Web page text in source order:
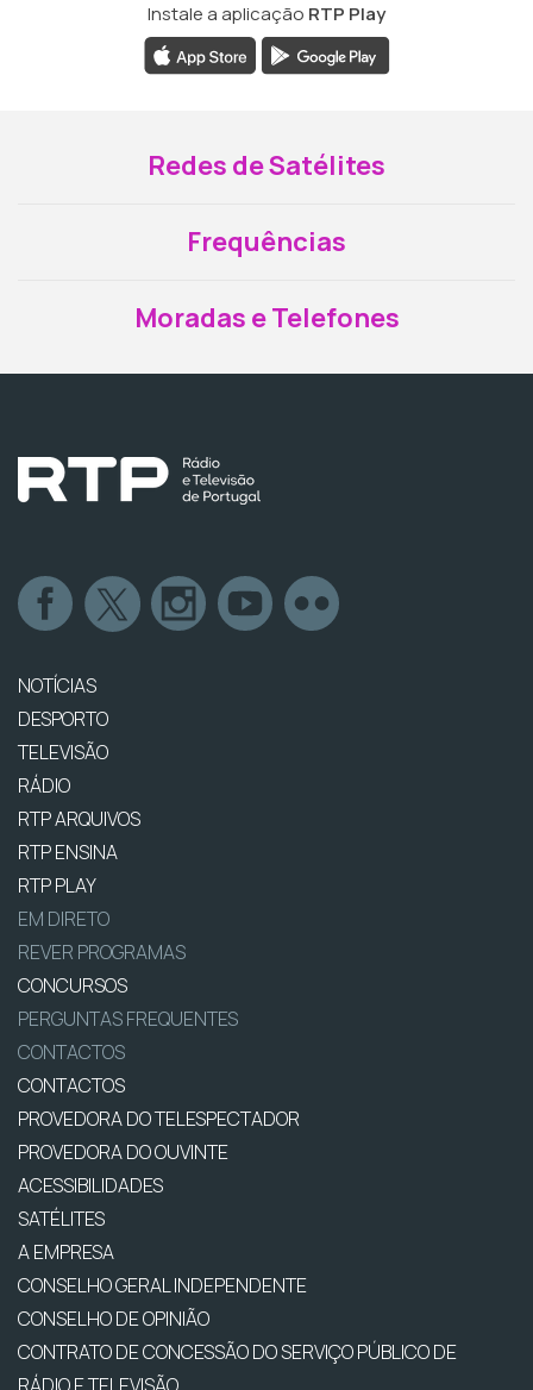
Instale a aplicação RTP Play
Redes de Satélites
Frequências
Moradas e Telefones
NOTÍCIAS
DESPORTO
TELEVISÃO
RÁDIO
RTP ARQUIVOS
RTP ENSINA
RTP PLAY
EM DIRETO
REVER PROGRAMAS
CONCURSOS
PERGUNTAS FREQUENTES
CONTACTOS
CONTACTOS
PROVEDORA DO TELESPECTADOR
PROVEDORA DO OUVINTE
ACESSIBILIDADES
SATÉLITES
A EMPRESA
CONSELHO GERAL INDEPENDENTE
CONSELHO DE OPINIÃO
CONTRATO DE CONCESSÃO DO SERVIÇO PÚBLICO DE